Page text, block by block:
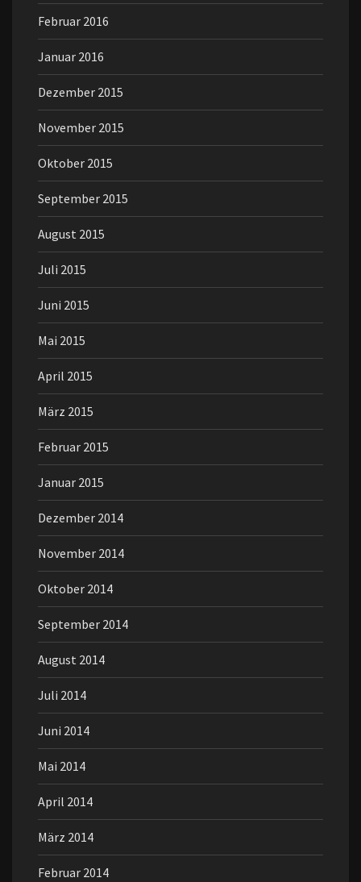
Februar 2016
Januar 2016
Dezember 2015
November 2015
Oktober 2015
September 2015
August 2015
Juli 2015
Juni 2015
Mai 2015
April 2015
März 2015
Februar 2015
Januar 2015
Dezember 2014
November 2014
Oktober 2014
September 2014
August 2014
Juli 2014
Juni 2014
Mai 2014
April 2014
März 2014
Februar 2014